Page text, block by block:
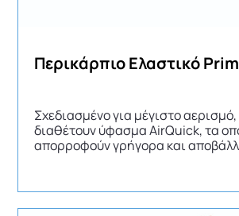
Περικάρπιο Ελαστικό
Σχεδιασμένο για μέγιστo
διαθέτουν ύφασμα AirQuick, τα
απορροφούν γρήγορα και